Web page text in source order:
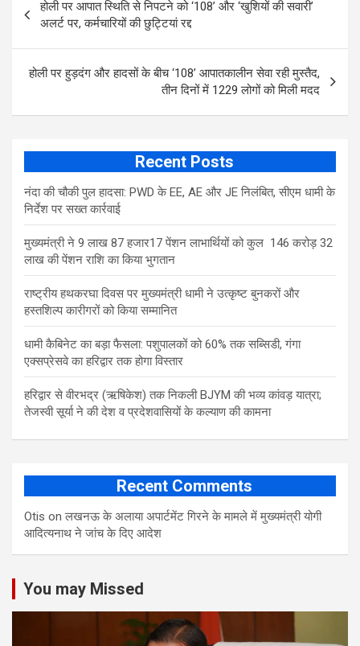
o
o
k
A
p
p
navigation
होली पर आपात स्थिति से निपटने को ‘108’ और ‘खुशियों की सवारी’
अलर्ट पर, कर्मचारियों की छुट्टियां रद्द
होली पर हुड़दंग और हादसों के बीच ‘108’ आपातकालीन सेवा रही मुस्तैद,
तीन दिनों में 1229 लोगों को मिली मदद
Recent Posts
नंदा की चौकी पुल हादसा: PWD के EE, AE और JE निलंबित, सीएम धामी के
निर्देश पर सख्त कार्रवाई
मुख्यमंत्री ने 9 लाख 87 हजार17 पेंशन लाभार्थियों को कुल 146 करोड़ 32
लाख की पेंशन राशि का किया भुगतान
राष्ट्रीय हथकरघा दिवस पर मुख्यमंत्री धामी ने उत्कृष्ट बुनकरों और
हस्तशिल्प कारीगरों को किया सम्मानित
​धामी कैबिनेट का बड़ा फैसला: पशुपालकों को 60% तक सब्सिडी, गंगा
एक्सप्रेसवे का हरिद्वार तक होगा विस्तार
​हरिद्वार से वीरभद्र (ऋषिकेश) तक निकली BJYM की भव्य कांवड़ यात्रा;
तेजस्वी सूर्या ने की देश व प्रदेशवासियों के कल्याण की कामना
Recent Comments
Otis onलखनऊ के अलाया अपार्टमेंट गिरने के मामले में मुख्‍यमंत्री योगी
आद‍ित्‍यनाथ ने जांच के द‍िए आदेश
You may Missed